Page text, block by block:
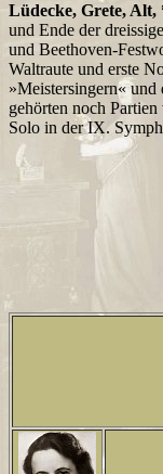
Lüdecke, Grete, Alt,
und Ende der
und Beethoven-
Waltraute und erste
»Meistersingern«
gehörten noch
Solo in der IX.